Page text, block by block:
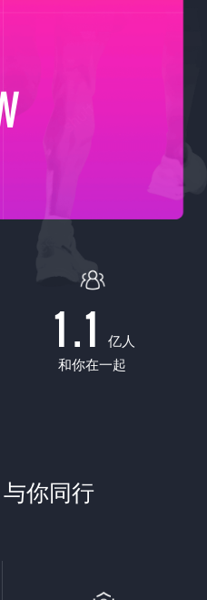
1.1
亿人
和你在一起
你同行